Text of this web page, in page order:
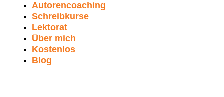
Autorencoaching
Schreibkurse
Lektorat
Über mich
Kostenlos
Blog